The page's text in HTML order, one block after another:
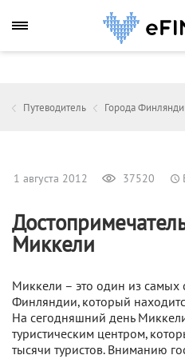
Путеводитель Города
1 августа 2012 37520
Миккели
Миккели – это один из самых
Финляндии, который
На сегодняшний день
туристическим центром,
тысячи туристов. Вниманию